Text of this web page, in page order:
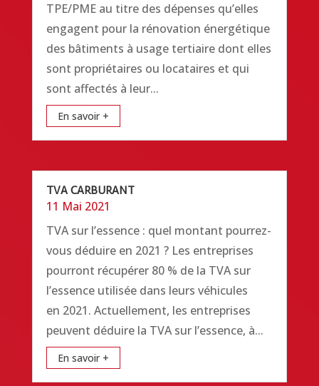
TPE/PME au titre des dépenses qu’elles
engagent pour la rénovation énergétique
des bâtiments à usage tertiaire dont elles
sont propriétaires ou locataires et qui
sont affectés à leur...
En savoir +
TVA CARBURANT
11 Mai 2021
TVA sur l’essence : quel montant pourrez-
vous déduire en 2021 ? Les entreprises
pourront récupérer 80 % de la TVA sur
l’essence utilisée dans leurs véhicules
en 2021. Actuellement, les entreprises
peuvent déduire la TVA sur l’essence, à...
En savoir +